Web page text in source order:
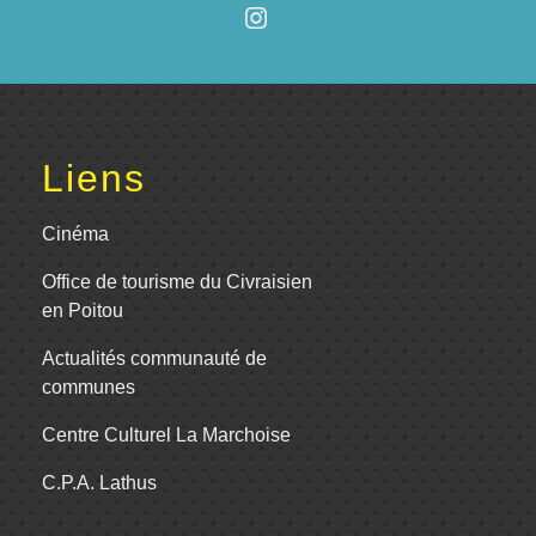
Liens
Cinéma
Office de tourisme du Civraisien
en Poitou
Actualités communauté de
communes
Centre Culturel La Marchoise
C.P.A. Lathus